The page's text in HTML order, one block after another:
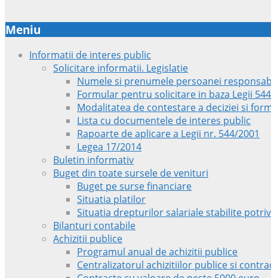
Meniu
Informatii de interes public
Solicitare informatii. Legislatie
Numele si prenumele persoanei
Formular pentru solicitare in baza Legii
Modalitatea de contestare a deciziei si
Lista cu documentele de interes public
Rapoarte de aplicare a Legii nr. 544/2001
Legea 17/2014
Buletin informativ
Buget din toate sursele de venituri
Buget pe surse financiare
Situatia platilor
Situatia drepturilor salariale stabilite
Bilanturi contabile
Achizitii publice
Programul anual de achizitii publice
Centralizatorul achizitiilor publice si